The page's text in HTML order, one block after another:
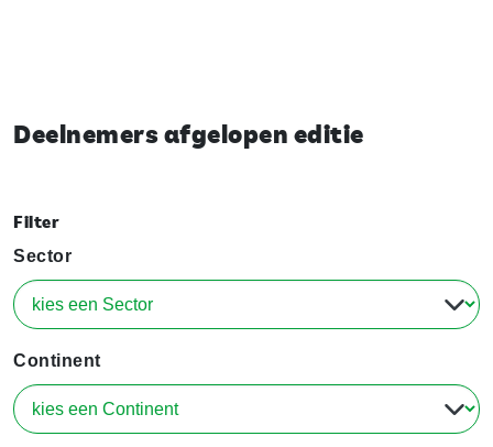
Deelnemers afgelopen editie
Filter
Sector
Continent